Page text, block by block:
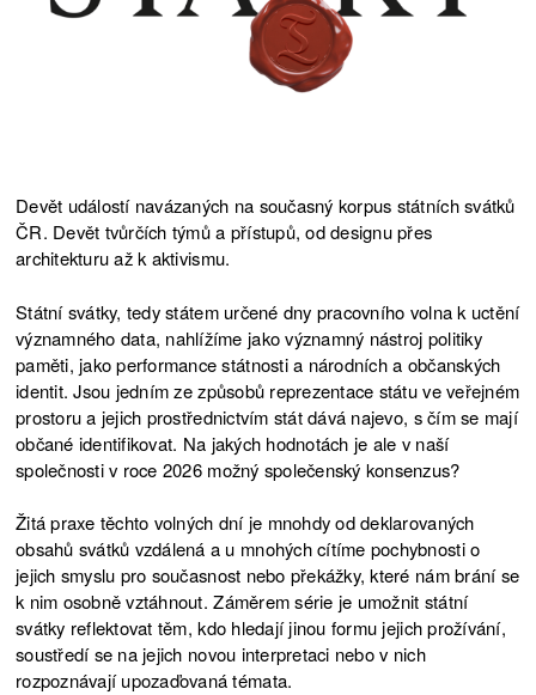
Devět událostí navázaných na současný korpus státních svátků
ČR. Devět tvůrčích týmů a přístupů, od designu přes
architekturu až k aktivismu.
Státní svátky, tedy státem určené dny pracovního volna k uctění
významného data, nahlížíme jako významný nástroj politiky
paměti, jako performance státnosti a národních a občanských
identit. Jsou jedním ze způsobů reprezentace státu ve veřejném
prostoru a jejich prostřednictvím stát dává najevo, s čím se mají
občané identifikovat. Na jakých hodnotách je ale v naší
společnosti v roce 2026 možný společenský konsenzus?
Žitá praxe těchto volných dní je mnohdy od deklarovaných
obsahů svátků vzdálená a u mnohých cítíme pochybnosti o
jejich smyslu pro současnost nebo překážky, které nám brání se
k nim osobně vztáhnout. Záměrem série je umožnit státní
svátky reflektovat těm, kdo hledají jinou formu jejich prožívání,
soustředí se na jejich novou interpretaci nebo v nich
rozpoznávají upozaďovaná témata.